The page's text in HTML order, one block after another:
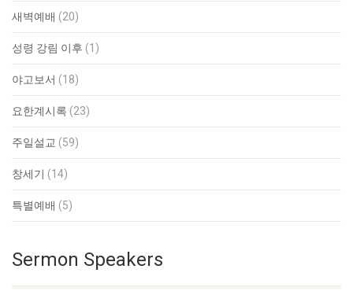
새벽예배 (20)
성령 강림 이후 (1)
야고보서 (18)
요한계시록 (23)
주일설교 (59)
창세기 (14)
특별예배 (5)
Sermon Speakers